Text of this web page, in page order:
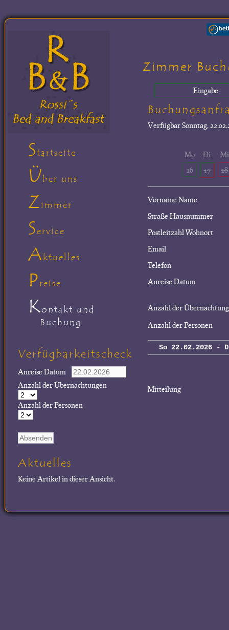
Zimmer
Eingabe
VerfügbarSonntag,
Mo
16
Di
17
Mi
18
Vorname Name
Straße Hausnummer
Postleitzahl Wohnort
Email
Telefon
Anreise Datum
Anzahl der
Anzahl der Personen
So 22.02.2026 -
Mitteilung
Startseite
Über uns
Zimmer
Service
Aktuelles
Preise
Kontakt und
Buchung
Verfügbarkeitscheck
Anreise Datum
Anzahl der Übernachtungen
Anzahl der Personen
Aktuelles
Keine Artikel in dieser Ansicht.